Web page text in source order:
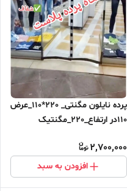
پرده نایلون مگنتی_ 220*110_عرض
110در ارتفاع_220_مگنتیک
2,700,000
افزودن به سبد